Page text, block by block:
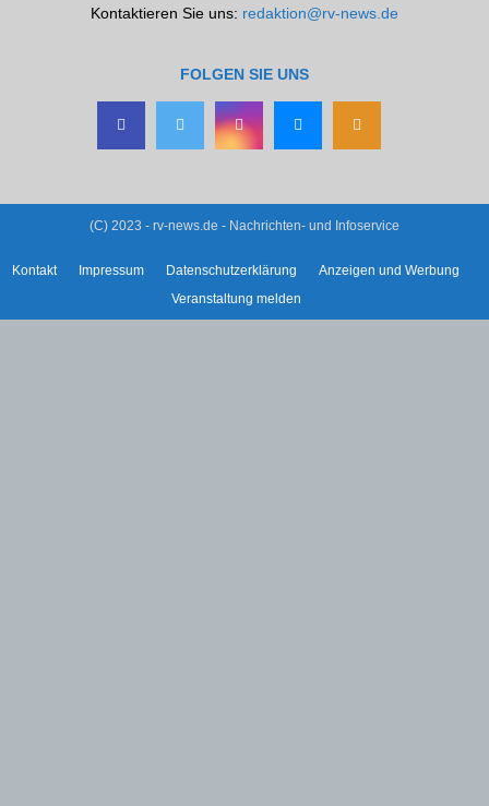
Kontaktieren Sie uns: redaktion@rv-news.de
FOLGEN SIE UNS
(C) 2023 - rv-news.de - Nachrichten- und Infoservice
Kontakt Impressum Datenschutzerklärung
Anzeigen und Werbung
Veranstaltung melden